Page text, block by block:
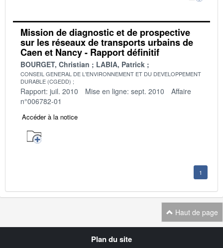
Mission de diagnostic et de prospective
sur les réseaux de transports urbains de
Caen et Nancy - Rapport définitif
BOURGET, Christian LABIA, Patrick
CONSEIL GENERAL DE L'ENVIRONNEMENT ET DU DEVELOPPEMENT
DURABLE (CGEDD)
Rapport: juil. 2010 Mise en ligne: sept. 2010
Affaire
n°006782-01
Accéder à la notice
1
Haut de page
Plan du site